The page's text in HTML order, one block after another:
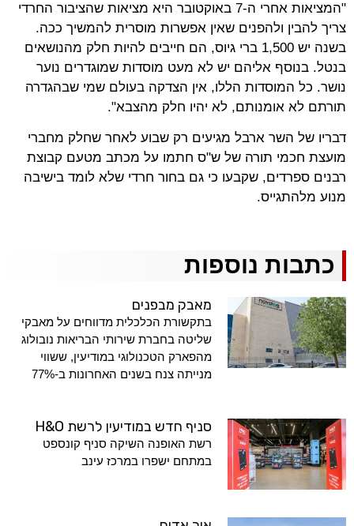
"המציאות אחרי ה-7 באוקטובר היא מציאות שהציבור החרדי
צריך להבין ולהפנים שאין אפשרות מוסרית להמשיך ככה.
בשנה יש 1,500 ברי גיוס, הם חייבים להיות חלק מהנושאים
בנטל. בנוסף אליהם יש לא מעט מוסדות שמוגדרים נוער
נושר. כל המוסדות הללו, אין הצדקה בעולם שמי שבהגדרה
תורתם לא אומנותם, לא יהיו חלק מהצבא".
דבריו של השר ארבל מגיעים רק שבוע לאחר שחלק מחברי
מועצת חכמי תורה של ש"ס חתמו על מכתב מטעם קבוצת
רבנים ספרדים, שקבעו כי גם בחור חרדי שלא לומד בישיבה
מנוע מלהתגייס.
כתבות נוספות
מאבק מבפנים
בתקשורת הכלכלית מדווחים על מאבקי
שליטה בחברת שירותי הבריאות נובולוג
מהפארק הטכנולוגי במודיעין, ששווי
מנייתה צנח בשנים האחרונות ב-77%
סניף חדש במודיעין לרשת H&O
רשת האופנה השיקה סניף קונספט
במתחם ישפרו במרכז עינב